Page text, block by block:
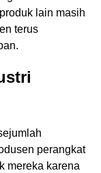
lain masih
terus
perangkat
mereka karena